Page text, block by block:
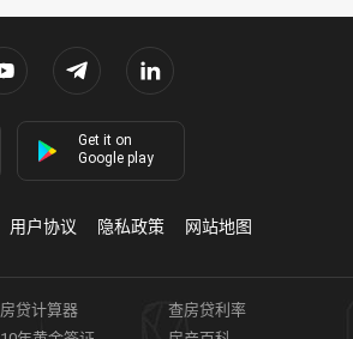
Get it on
Google play
用户协议 隐私政策
网站地图
房贷计算器
查房贷利率